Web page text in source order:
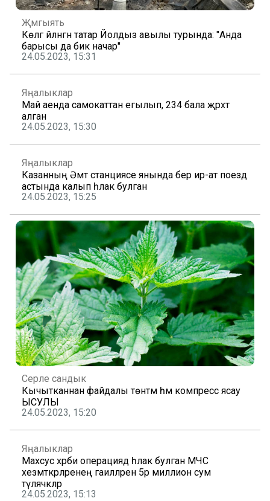
Җәмгыять
Көлгә әйләнгән татар Йолдыз авылы турында: "Анда
барысы да бик начар"
24.05.2023, 15:31
Яңалыклар
Май аенда самокаттан егылып, 234 бала җәрәхәт
алган
24.05.2023, 15:30
Яңалыклар
Казанның Әмәт станциясе янында бер ир-ат поезд
астында калып һәлак булган
24.05.2023, 15:25
Серле сандык
Кычытканнан файдалы төнәтмә һәм компресс ясау
ЫСУЛЫ
24.05.2023, 15:20
Яңалыклар
Махсус хәрби операциядә һәлак булган МЧС
хезмәткәрләренең гаиләләренә 5әр миллион сум
түләячәкләр
24.05.2023, 15:13